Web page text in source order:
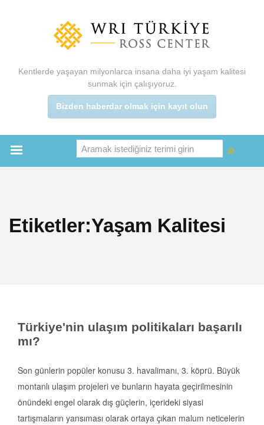
Kentlerde yaşayan milyonlarca insana daha iyi yaşam kalitesi
sunmak için çalışıyoruz.
Bizden haberdar olmak için kayıt olun
Ara
Ara
Etiketler:Yaşam Kalitesi
Türkiye'nin ulaşım politikaları başarılı
mı?
Son günlerin popüler konusu 3. havalimanı, 3. köprü. Büyük
montanlı ulaşım projeleri ve bunların hayata geçirilmesinin
önündeki engel olarak dış güçlerin, içerideki siyasi
tartışmaların yansıması olarak ortaya çıkan malum neticelerin